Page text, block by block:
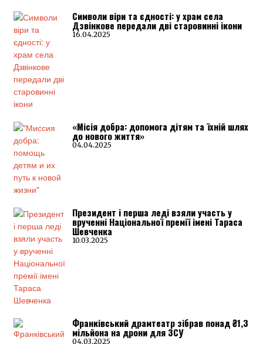
Символи віри та єдності: у храм села
Дзвінкове передали дві старовинні ікони
16.04.2025
«Місія добра: допомога дітям та їхній шлях
до нового життя»
04.04.2025
Президент і перша леді взяли участь у
врученні Національної премії імені Тараса
Шевченка
10.03.2025
Франківський драмтеатр зібрав понад ₴1,3
мільйона на дрони для ЗСУ
04.03.2025